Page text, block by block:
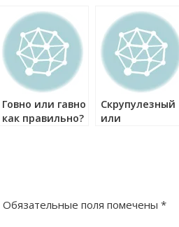
как правильно?
Говно или гавно
как правильно?
Скрупулезный
или
Обязательные поля помечены *